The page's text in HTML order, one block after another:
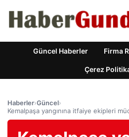
Güncel Haberler Firma
Çerez
Haberler›Güncel›
Kemalpaşa yangınına itfaiye ekipleri